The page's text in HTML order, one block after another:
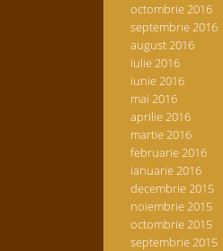
octombrie 2016
septembrie 2016
august 2016
iulie 2016
iunie 2016
mai 2016
aprilie 2016
martie 2016
februarie 2016
ianuarie 2016
decembrie 2015
noiembrie 2015
octombrie 2015
septembrie 2015